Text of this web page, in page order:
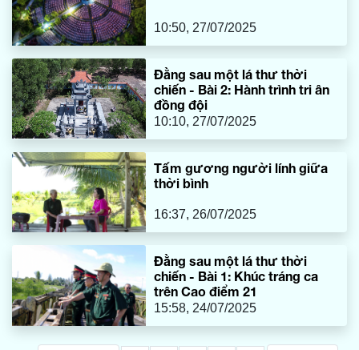
10:50, 27/07/2025
Đằng sau một lá thư thời
chiến - Bài 2: Hành trình tri ân
đồng đội
10:10, 27/07/2025
Tấm gương người lính giữa
thời bình
16:37, 26/07/2025
Đằng sau một lá thư thời
chiến - Bài 1: Khúc tráng ca
trên Cao điểm 21
15:58, 24/07/2025